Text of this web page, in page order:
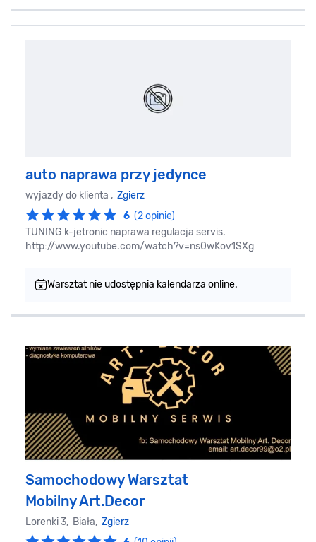
auto naprawa przy jedynce
wyjazdy do klienta , Zgierz
6 (2 opinie)
TUNING k-jetronic naprawa regulacja servis.
http://www.youtube.com/watch?v=ns0wKov1SXg
Warsztat nie udostępnia kalendarza online.
Samochodowy Warsztat
Mobilny Art.Decor
Lorenki 3, Biała, Zgierz